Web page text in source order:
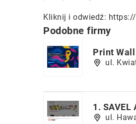
Kliknij i odwiedź:
Podobne firmy
Print
ul.
1.
ul.